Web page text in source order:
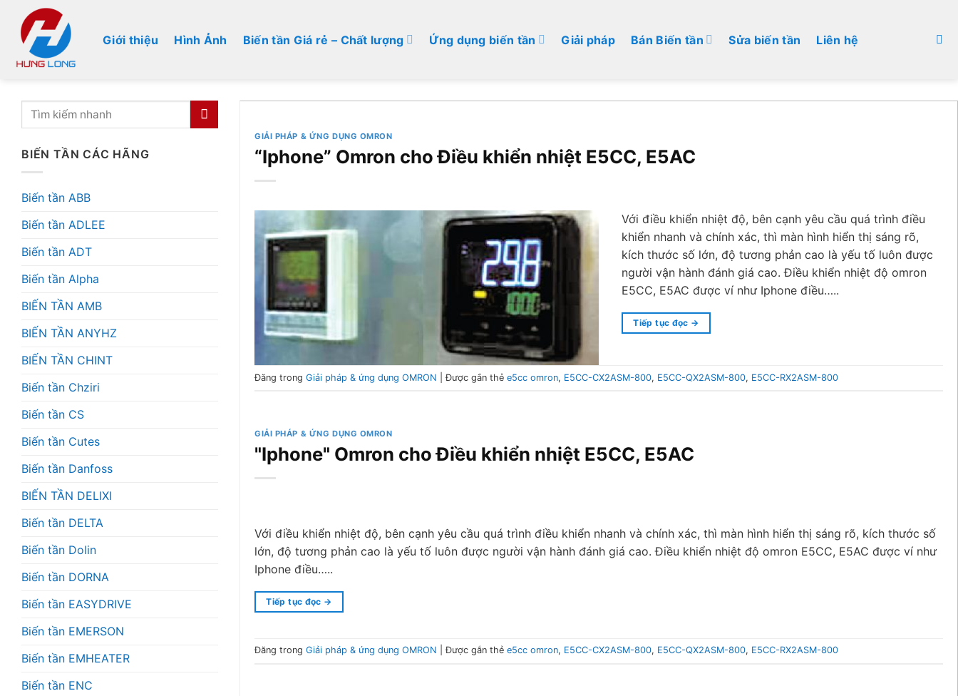
dung
Giới thiệu Hình Ảnh Biến tần Giá rẻ – Chất lượng Ứng dụng biến tần Giải pháp Bán Biến tần Sửa biến tần Liên hệ
BIẾN TẦN CÁC HÃNG
Biến tần ABB
Biến tần ADLEE
Biến tần ADT
Biến tần Alpha
BIẾN TẦN AMB
BIẾN TẦN ANYHZ
BIẾN TẦN CHINT
Biến tần Chziri
Biến tần CS
Biến tần Cutes
Biến tần Danfoss
BIẾN TẦN DELIXI
Biến tần DELTA
Biến tần Dolin
Biến tần DORNA
Biến tần EASYDRIVE
Biến tần EMERSON
Biến tần EMHEATER
Biến tần ENC
GIẢI PHÁP & ỨNG DỤNG OMRON
“Iphone” Omron cho Điều khiển nhiệt E5CC, E5AC
Với điều khiển nhiệt độ, bên cạnh yêu cầu quá trình điều
khiển nhanh và chính xác, thì màn hình hiển thị sáng rõ,
kích thước số lớn, độ tương phản cao là yếu tố luôn được
người vận hành đánh giá cao. Điều khiển nhiệt độ omron
E5CC, E5AC được ví như Iphone điều…..
Tiếp tục đọc →
Đăng trong Giải pháp & ứng dụng OMRON |Được gắn thẻ e5cc omron, E5CC-CX2ASM-800, E5CC-QX2ASM-800, E5CC-RX2ASM-800
GIẢI PHÁP & ỨNG DỤNG OMRON
"Iphone" Omron cho Điều khiển nhiệt E5CC, E5AC
Với điều khiển nhiệt độ, bên cạnh yêu cầu quá trình điều khiển nhanh và chính xác, thì màn hình hiển thị sáng rõ, kích thước số
lớn, độ tương phản cao là yếu tố luôn được người vận hành đánh giá cao. Điều khiển nhiệt độ omron E5CC, E5AC được ví như
Iphone điều…..
Tiếp tục đọc →
Đăng trong Giải pháp & ứng dụng OMRON |Được gắn thẻ e5cc omron, E5CC-CX2ASM-800, E5CC-QX2ASM-800, E5CC-RX2ASM-800